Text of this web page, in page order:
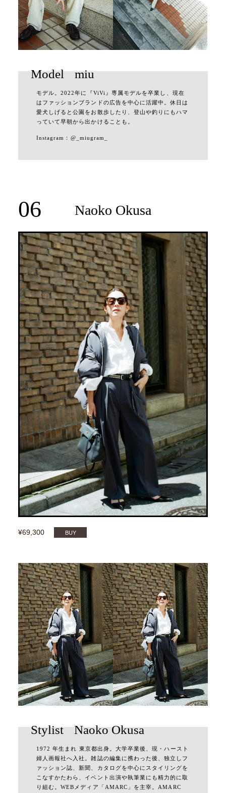
Model miu
モデル。2022年に『ViVi』専属モデルを卒業し、現在
はファッションブランドの広告を中心に活躍中。休日は
愛犬しげると公園をお散歩したり、登山や釣りにもハマ
っていて早朝から出かけることも。
Instagram： @_miugram_
06 Naoko Okusa
¥69,300 BUY
Stylist Naoko Okusa
1972 年生まれ 東京都出身。大学卒業後、現・ハースト
婦人画報社へ入社。雑誌の編集に携わった後、独立しフ
ァッション誌、新聞、カタログを中心にスタイリングを
こなすかたわら、イベント出演や執筆業にも精力的に取
り組む。WEBメディア「AMARC」を主宰。AMARC